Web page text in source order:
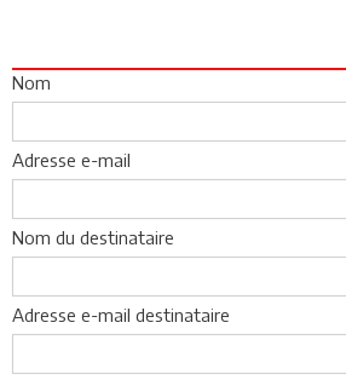
Nom
Adresse e-mail
Nom du destinataire
Adresse e-mail destinataire